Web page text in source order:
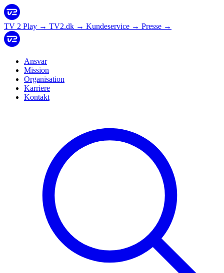
TV 2 Play → TV2.dk → Kundeservice → Presse →
Ansvar
Mission
Organisation
Karriere
Kontakt